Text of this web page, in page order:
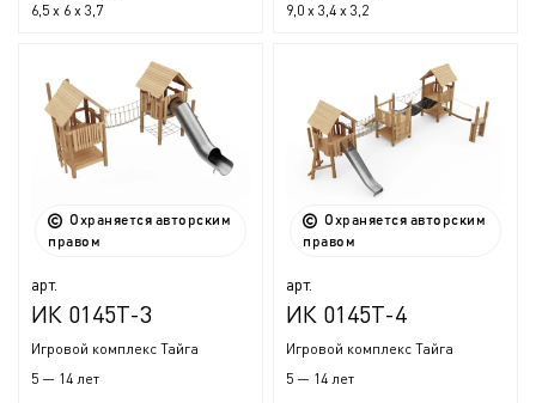
6,5 x 6 x 3,7
9,0 x 3,4 x 3,2
Охраняется авторским
правом
арт.
ИК 0145Т-3
Игровой комплекс Тайга
5 — 14 лет
Охраняется авторским
правом
арт.
ИК 0145Т-4
Игровой комплекс Тайга
5 — 14 лет